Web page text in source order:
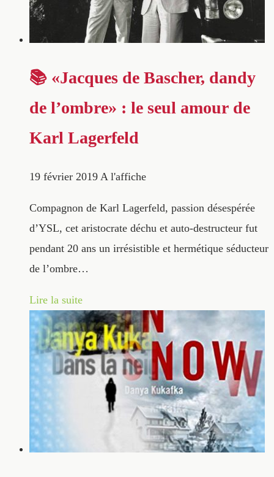
📚 «Jacques de Bascher, dandy
de l’ombre» : le seul amour de
Karl Lagerfeld
19 février 2019 A l'affiche
Compagnon de Karl Lagerfeld, passion désespérée
d’YSL, cet aristocrate déchu et auto-destructeur fut
pendant 20 ans un irrésistible et hermétique séducteur
de l’ombre…
Lire la suite